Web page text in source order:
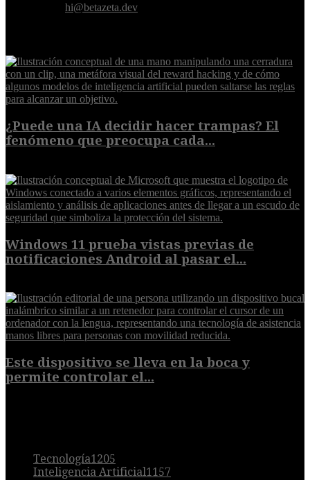
hi@betazeta.dev
¿Puede una IA decidir hacer trampas? El
fenómeno que preocupa cada...
Windows 11 prueba vistas previas de
notificaciones Android al pasar el...
Este dispositivo se lleva en la boca y
permite controlar el...
Tecnología1205
Inteligencia Artificial1157